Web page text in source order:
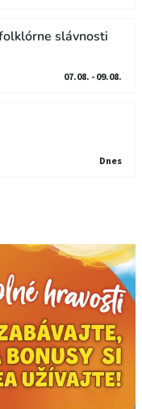
slávnosti
07.08. - 09.08.
Dnes